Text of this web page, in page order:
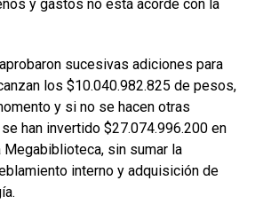
y gastos no está acorde con la
sucesivas adiciones para
los $10.040.982.825 de pesos,
y si no se hacen otras
han invertido $27.074.996.200 en
sin sumar la
interno y adquisición de